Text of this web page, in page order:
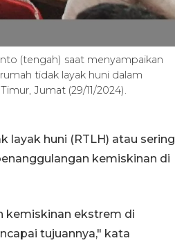
(tengah) saat menyampaikan
tidak layak huni dalam
Jumat (29/11/2024).
layak huni (RTLH) atau sering
kemiskinan di
kemiskinan ekstrem di
tujuannya," kata